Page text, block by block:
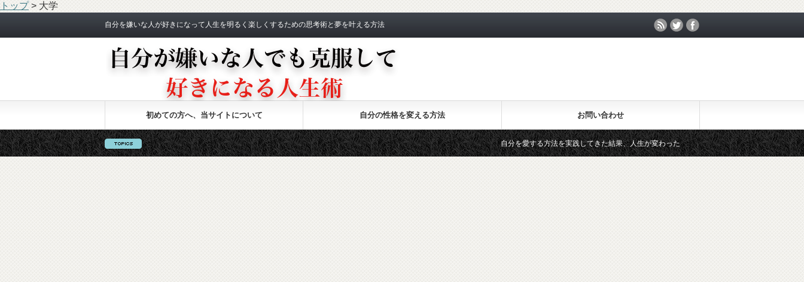
トップ> 大学
自分を嫌いな人が好きになって人生を明るく楽しくするための思考術と夢を叶える方法
初めての方へ、当サイトについて 自分の性格を変える方法 お問い合わせ
自分を愛する方法を実践してきた結果、人生が変わった LINEグループで既読スルー